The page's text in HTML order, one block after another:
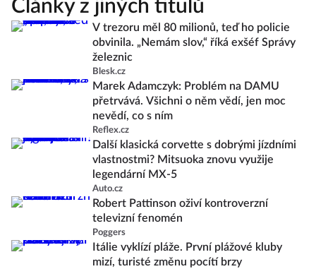
Články z jiných titulů
V trezoru měl 80 milionů, teď ho policie
obvinila. „Nemám slov,“ říká exšéf Správy
železnic
Blesk.cz
Marek Adamczyk: Problém na DAMU
přetrvává. Všichni o něm vědí, jen moc
nevědí, co s ním
Reflex.cz
Další klasická corvette s dobrými jízdními
vlastnostmi? Mitsuoka znovu využije
legendární MX-5
Auto.cz
Robert Pattinson oživí kontroverzní
televizní fenomén
Poggers
Itálie vyklízí pláže. První plážové kluby
mizí, turisté změnu pocítí brzy